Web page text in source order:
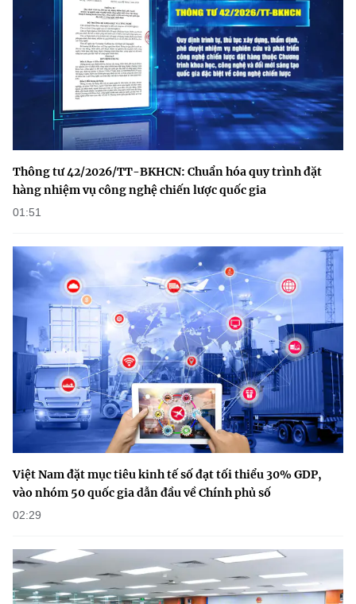
Thông tư 42/2026/TT-BKHCN: Chuẩn hóa quy trình đặt
hàng nhiệm vụ công nghệ chiến lược quốc gia
01:51
Việt Nam đặt mục tiêu kinh tế số đạt tối thiểu 30% GDP,
vào nhóm 50 quốc gia dẫn đầu về Chính phủ số
02:29